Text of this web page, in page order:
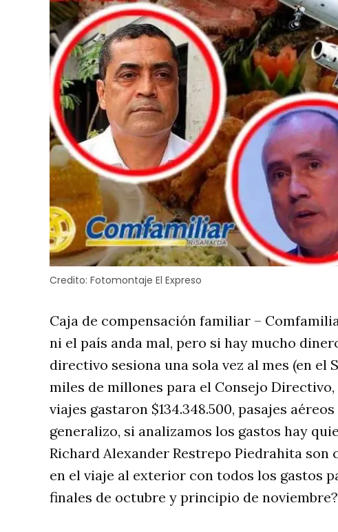
Credito: Fotomontaje El Expreso
Caja de compensación familiar –
ni el país anda mal, pero si hay mucho
directivo sesiona una sola vez al mes (en
miles de millones para el Consejo
viajes gastaron $134.348.500, pasajes
generalizo, si analizamos los gastos hay
Richard Alexander Restrepo Piedrahita
en el viaje al exterior con todos los gastos
finales de octubre y principio de noviembre?